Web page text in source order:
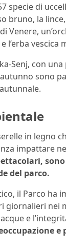
specie di
bruno, la
Venere,
l’erba vescica
Senj, con
sono
in legno
impattare
del parco.
il Parco
nei
e
e